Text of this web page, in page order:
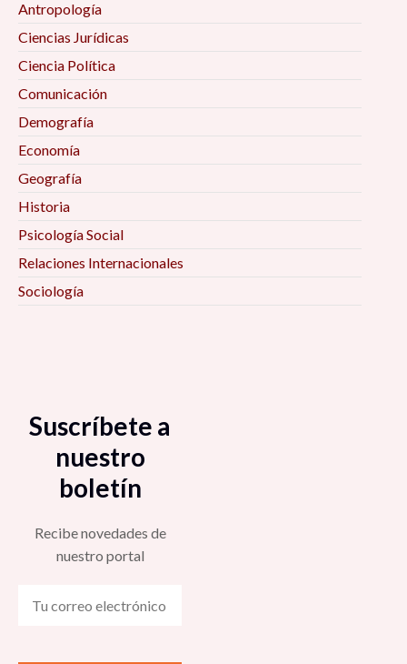
Antropología
Ciencias Jurídicas
Ciencia Política
Comunicación
Demografía
Economía
Geografía
Historia
Psicología Social
Relaciones Internacionales
Sociología
Suscríbete a
nuestro
boletín
Recibe novedades de
nuestro portal